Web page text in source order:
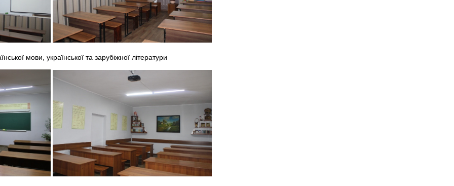
мови, української та зарубіжної літератури